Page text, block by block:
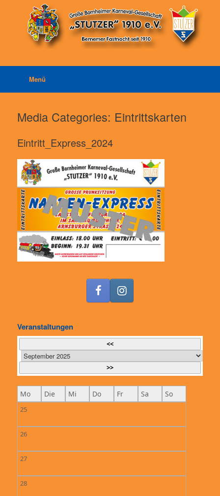
Menü
Media Categories: Eintrittskarten
Eintritt_Express_2024
Veranstaltungen
<<
>>
Mo Die Mi Do Fr Sa So
25
26
27
28